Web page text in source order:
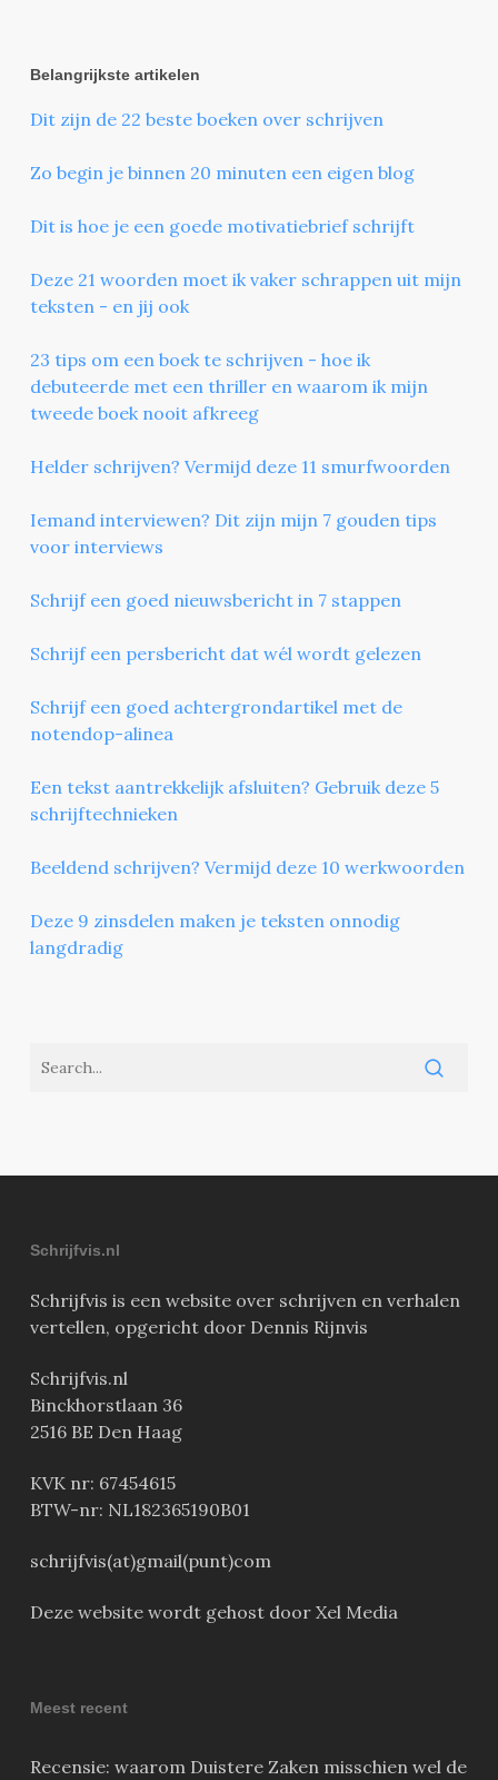
Belangrijkste artikelen
Dit zijn de 22 beste boeken over schrijven
Zo begin je binnen 20 minuten een eigen blog
Dit is hoe je een goede motivatiebrief schrijft
Deze 21 woorden moet ik vaker schrappen uit mijn
teksten - en jij ook
23 tips om een boek te schrijven - hoe ik
debuteerde met een thriller en waarom ik mijn
tweede boek nooit afkreeg
Helder schrijven? Vermijd deze 11 smurfwoorden
Iemand interviewen? Dit zijn mijn 7 gouden tips
voor interviews
Schrijf een goed nieuwsbericht in 7 stappen
Schrijf een persbericht dat wél wordt gelezen
Schrijf een goed achtergrondartikel met de
notendop-alinea
Een tekst aantrekkelijk afsluiten? Gebruik deze 5
schrijftechnieken
Beeldend schrijven? Vermijd deze 10 werkwoorden
Deze 9 zinsdelen maken je teksten onnodig
langdradig
Schrijfvis.nl
Schrijfvis is een website over schrijven en verhalen
vertellen, opgericht door Dennis Rijnvis
Schrijfvis.nl
Binckhorstlaan 36
2516 BE Den Haag
KVK nr: 67454615
BTW-nr: NL182365190B01
schrijfvis(at)gmail(punt)com
Deze website wordt gehost door Xel Media
Meest recent
Recensie: waarom Duistere Zaken misschien wel de